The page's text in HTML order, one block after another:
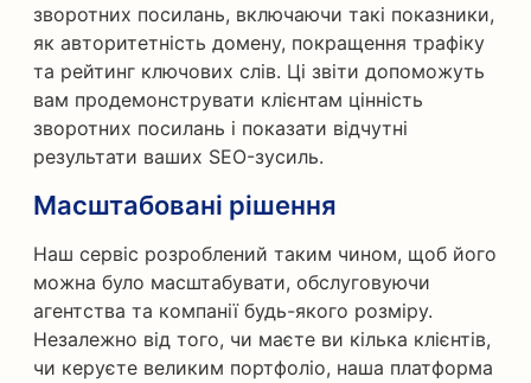
зворотних посилань, включаючи такі показники,
як авторитетність домену, покращення трафіку
та рейтинг ключових слів. Ці звіти допоможуть
вам продемонструвати клієнтам цінність
зворотних посилань і показати відчутні
результати ваших SEO-зусиль.
Масштабовані рішення
Наш сервіс розроблений таким чином, щоб його
можна було масштабувати, обслуговуючи
агентства та компанії будь-якого розміру.
Незалежно від того, чи маєте ви кілька клієнтів,
чи керуєте великим портфоліо, наша платформа